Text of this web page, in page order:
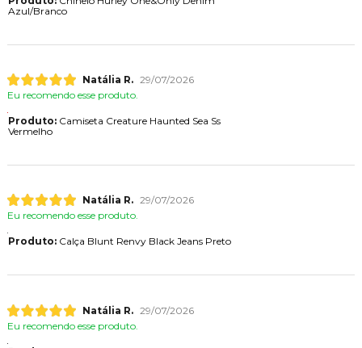
Azul/Branco
Natália R. 29/07/2026
Eu recomendo esse produto.
Produto:Camiseta Creature Haunted Sea Ss
Vermelho
Natália R. 29/07/2026
Eu recomendo esse produto.
Produto:Calça Blunt Renvy Black Jeans Preto
Natália R. 29/07/2026
Eu recomendo esse produto.